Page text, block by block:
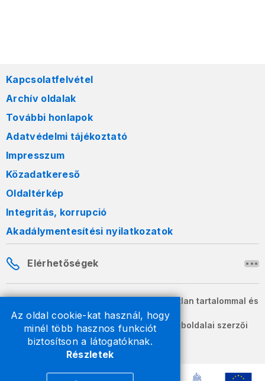
Az oldal cookie-kat használ, hogy
minél több hasznos funkciót
biztosítson a látogatóknak.
Részletek
Kapcsolatfelvétel
Archív oldalak
További honlapok
Adatvédelmi tájékoztató
Impresszum
Közadatkereső
Oldaltérkép
Integritás, korrupció
Akadálymentesítési nyilatkozatok
Elérhetőségek
A honlapon szereplő információk változatlan tartalommal és
formában szabadon terjeszthetők.
2026 © A Nemzeti Adó- és Vámhivatal weboldalai szerzői
jogvédelem alatt állnak.